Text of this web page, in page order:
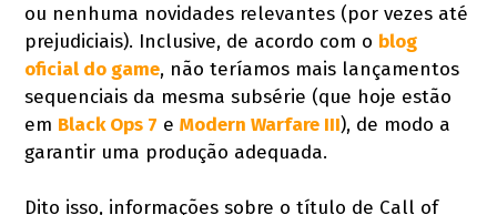
ou nenhuma novidades relevantes (por vezes até
prejudiciais). Inclusive, de acordo com o blog
oficial do game, não teríamos mais lançamentos
sequenciais da mesma subsérie (que hoje estão
em Black Ops 7 eModern Warfare III), de modo a
garantir uma produção adequada.
Dito isso, informações sobre o título de Call of